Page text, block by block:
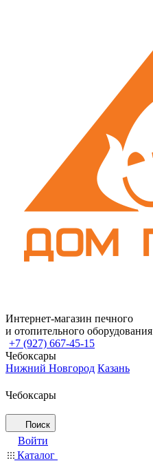
Интернет-магазин печного
и отопительного оборудования
+7 (927) 667-45-15
Чебоксары
Нижний Новгород Казань
Чебоксары
Поиск
Войти
Каталог